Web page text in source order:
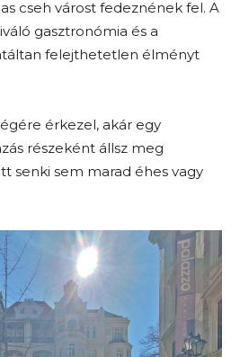
cseh várost fedeznének fel. A
gasztronómia és a
felejthetetlen élményt
érkezel, akár egy
részeként állsz meg
senki sem marad éhes vagy